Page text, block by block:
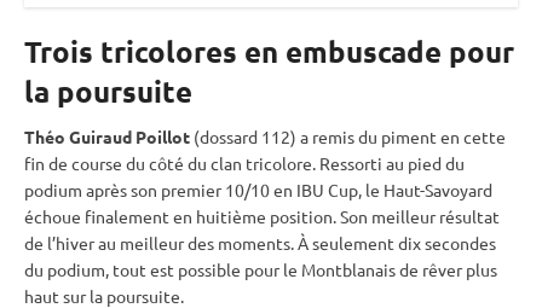
Trois tricolores en embuscade pour
la poursuite
Théo Guiraud Poillot (dossard 112) a remis du piment en cette
fin de course du côté du clan tricolore. Ressorti au pied du
podium après son premier 10/10 en IBU Cup, le Haut-Savoyard
échoue finalement en huitième position. Son meilleur résultat
de l’hiver au meilleur des moments. À seulement dix secondes
du podium, tout est possible pour le Montblanais de rêver plus
haut sur la poursuite.